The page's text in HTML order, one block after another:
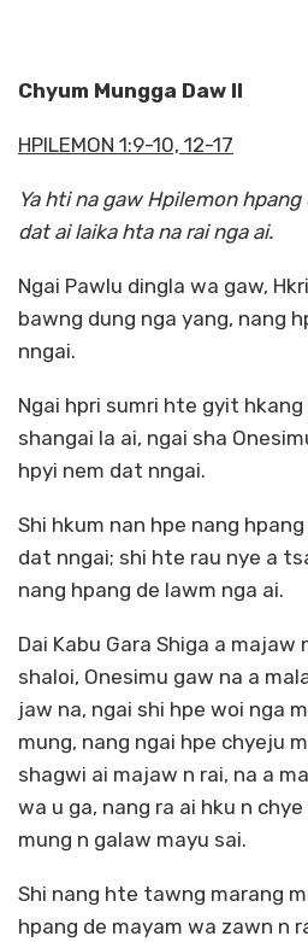
Chyum Mungga Daw II
HPILEMON 1:9-10, 12-17
Ya hti na gaw Hpilemon
dat ai laika hta na rai nga ai.
Ngai Pawlu dingla wa gaw,
bawng dung nga yang, nang
nngai.
Ngai hpri sumri hte gyit
shangai la ai, ngai sha
hpyi nem dat nngai.
Shi hkum nan hpe nang
dat nngai; shi hte rau nye a
nang hpang de lawm nga ai.
Dai Kabu Gara Shiga a majaw
shaloi, Onesimu gaw na a
jaw na, ngai shi hpe woi nga
mung, nang ngai hpe chyeju
shagwi ai majaw n rai, na a
wa u ga, nang ra ai hku n
mung n galaw mayu sai.
Shi nang hte tawng marang
hpang de mayam wa zawn n